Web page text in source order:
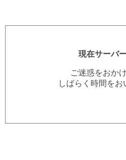
現在サーバ
ご迷惑をおか
しばらく時間を